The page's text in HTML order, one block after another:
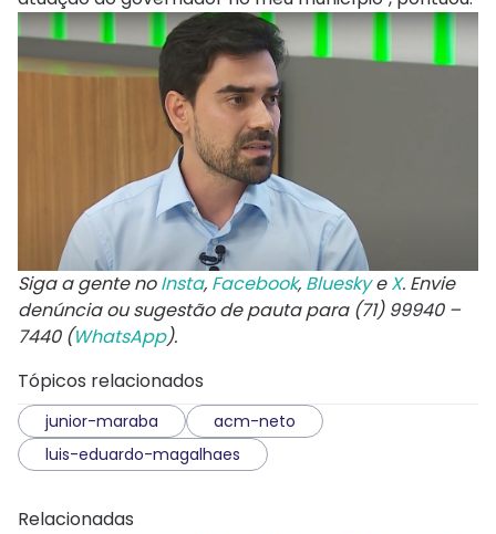
Siga a gente noInsta, Facebook, BlueskyeX. Envie
denúncia ou sugestão de pauta para (71) 99940 –
7440 (WhatsApp).
Tópicos relacionados
junior-maraba
acm-neto
luis-eduardo-magalhaes
Relacionadas